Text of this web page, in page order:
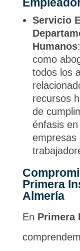
Servicio
Humanos
como
todos los
recursos
de
énfasis
empresas
Primera
Almería
En Primera